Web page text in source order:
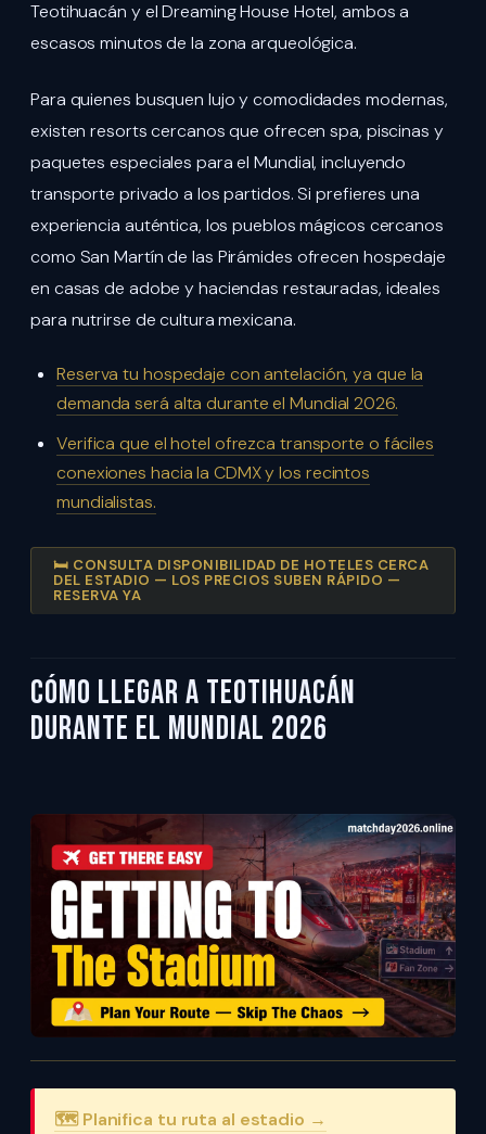
Teotihuacán y el Dreaming House Hotel, ambos a
escasos minutos de la zona arqueológica.
Para quienes busquen lujo y comodidades modernas,
existen resorts cercanos que ofrecen spa, piscinas y
paquetes especiales para el Mundial, incluyendo
transporte privado a los partidos. Si prefieres una
experiencia auténtica, los pueblos mágicos cercanos
como San Martín de las Pirámides ofrecen hospedaje
en casas de adobe y haciendas restauradas, ideales
para nutrirse de cultura mexicana.
Reserva tu hospedaje con antelación, ya que la
demanda será alta durante el Mundial 2026.
Verifica que el hotel ofrezca transporte o fáciles
conexiones hacia la CDMX y los recintos
mundialistas.
🛏️ CONSULTA DISPONIBILIDAD DE HOTELES CERCA
DEL ESTADIO — LOS PRECIOS SUBEN RÁPIDO —
RESERVA YA
Cómo llegar a Teotihuacán
durante el Mundial 2026
🗺️ Planifica tu ruta al estadio →